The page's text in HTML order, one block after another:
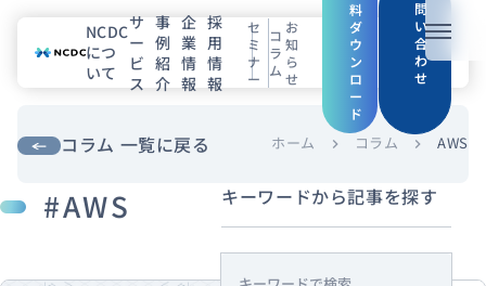
メニュ
NCDCについて
サービス
企業情報
NCDC
につ
いて
サ
ー
ビ
ス
事
例
紹
介
企
業
情
報
採
用
情
報
セ
ミ
ナ
ー
コ
ラ
ム
お
知
ら
せ
料
ダ
ウ
ン
ロ
ー
ド
問
い
合
わ
せ
コラム 一覧に戻る ホーム chevron_right コラム chevron_right AWS
#AWS キーワードから記事を探す